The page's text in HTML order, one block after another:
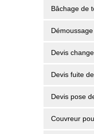
Bâchage de
Devis
Devis fuite
Devis pose
Couvreur